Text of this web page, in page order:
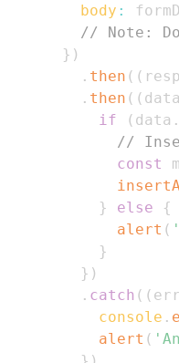
body :
// Note:
} )
. then ( (
. then ( ( data
if
( data .
//
const
}
else
{
alert (
}
} )
. catch ( (
console .
alert (